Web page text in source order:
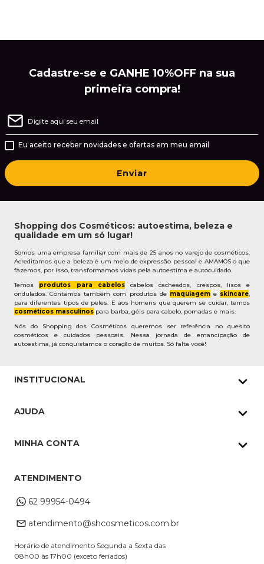
Cadastre-se e GANHE 10%OFF na sua
primeira compra!
Eu aceito receber novidades e ofertas em meu email
Enviar
Shopping dos Cosméticos: autoestima, beleza e
qualidade em um só lugar!
Somos uma empresa familiar com mais de 25 anos no varejo de cosméticos.
Acreditamos que a beleza é um meio de expressão pessoal e AMAMOS o que
fazemos, por isso, transformamos vidas pela autoestima e autocuidado.
Temos produtos para cabeloscabelos cacheados, crespos, lisos e
ondulados. Contamos também com produtos de maquiageme skincare,
para diferentes tipos de peles. E aos homens que querem se cuidar, temos
cosméticos masculinos para barba, géis para cabelo, pomadas e mais.
Nós do Shopping dos Cosméticos queremos ser referência no quesito
cosméticos e cuidados pessoais. Nessa jornada de emancipação de
autoestima, já conquistamos o coração de muitos. Só falta você!
INSTITUCIONAL
Pedidos Whatsapp
Cupons
AJUDA
Troca e Devoluções
Dúvidas Frequentes
MINHA CONTA
Alterar Cadastro
ATENDIMENTO
62 99954-0494
atendimento@shcosmeticos.com.br
Horário de atendimento Segunda a Sexta das
08h00 às 17h00 (exceto feriados)